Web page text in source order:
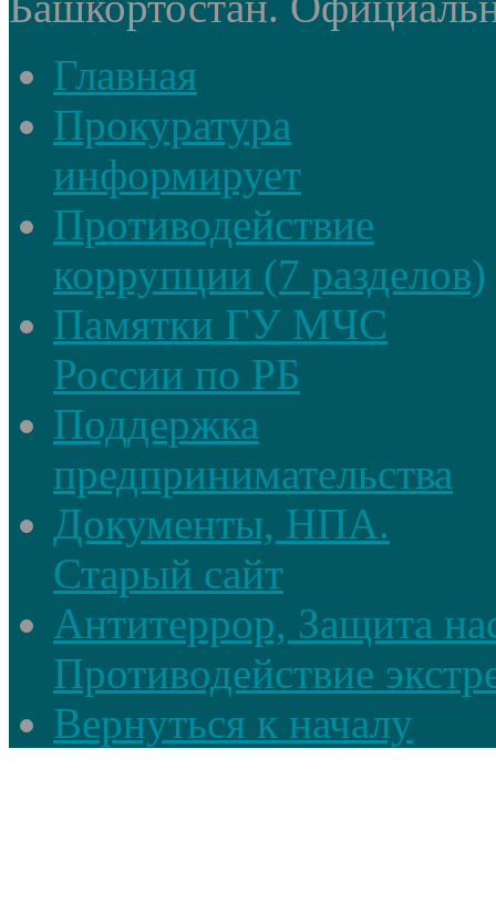
Главная
Прокуратура
информирует
Противодействие
коррупции (7 разделов)
Памятки ГУ МЧС
России по РБ
Поддержка
предпринимательства
Документы, НПА.
Старый сайт
Антитеррор, Защита
Противодействие
Вернуться к началу